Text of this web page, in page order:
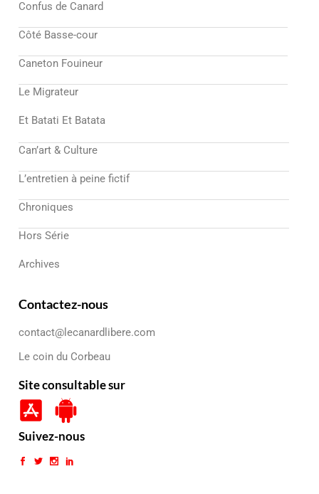
Confus de Canard
Côté Basse-cour
Caneton Fouineur
Le Migrateur
Et Batati Et Batata
Can’art & Culture
L’entretien à peine fictif
Chroniques
Hors Série
Archives
Contactez-nous
contact@lecanardlibere.com
Le coin du Corbeau
Site consultable sur
Suivez-nous